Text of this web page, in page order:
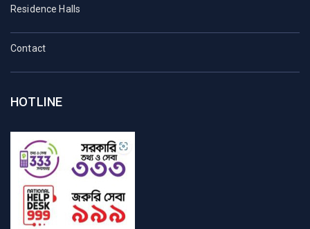
Residence Halls
Contact
HOTLINE